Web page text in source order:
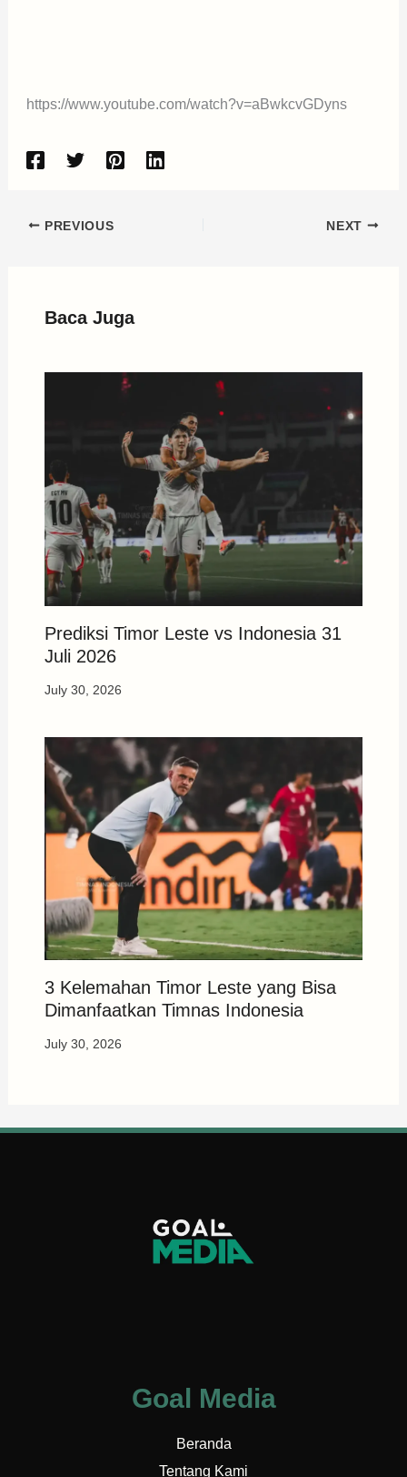
https://www.youtube.com/watch?v=aBwkcvGDyns
PREVIOUS NEXT
Baca Juga
Prediksi Timor Leste vs Indonesia 31
Juli 2026
July 30, 2026
3 Kelemahan Timor Leste yang Bisa
Dimanfaatkan Timnas Indonesia
July 30, 2026
Goal Media
Beranda
Tentang Kami